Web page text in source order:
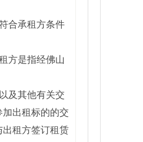
合承租方条件
方是指经佛山
及其他有关交
出租标的的交
租方签订租赁